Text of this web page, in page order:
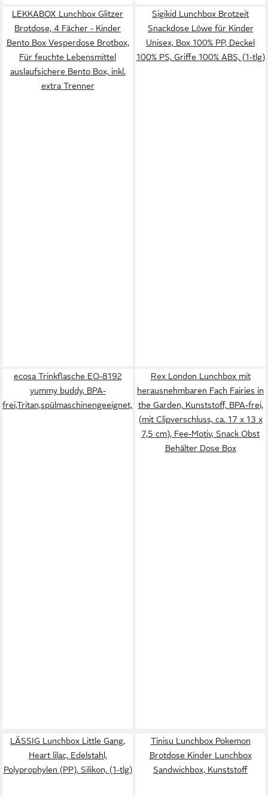
LEKKABOX Lunchbox Glitzer
Brotdose, 4 Fächer - Kinder
Bento Box Vesperdose Brotbox,
Für feuchte Lebensmittel
auslaufsichere Bento Box, inkl.
extra Trenner
Sigikid Lunchbox Brotzeit
Snackdose Löwe für Kinder
Unisex, Box 100% PP, Deckel
100% PS, Griffe 100% ABS, (1-tlg)
ecosa Trinkflasche EO-8192
yummy buddy, BPA-
frei,Tritan,spülmaschinengeeignet,lebensmittelecht,robust
Rex London Lunchbox mit
herausnehmbaren Fach Fairies in
the Garden, Kunststoff, BPA-frei,
(mit Clipverschluss, ca. 17 x 13 x
7,5 cm), Fee-Motiv, Snack Obst
Behälter Dose Box
LÄSSIG Lunchbox Little Gang,
Heart lilac, Edelstahl,
Polyprophylen (PP), Silikon, (1-tlg)
Tinisu Lunchbox Pokemon
Brotdose Kinder Lunchbox
Sandwichbox, Kunststoff